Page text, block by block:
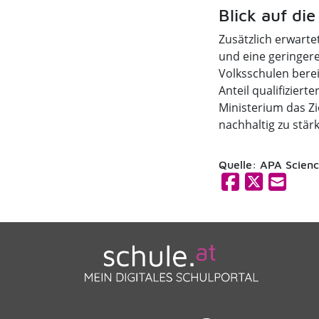
Blick auf
Zusätzlich
und eine
Volksschulen
Anteil
Ministerium das
nachhaltig zu
Quelle: APA